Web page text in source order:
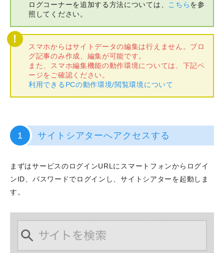
ログコーナーを追加する方法については、
こちらを参
照してください。
スマホからはサイトデータの編集は行えません。ブロ
グ記事のみ作成、編集が可能です。
また、スマホ編集機能の動作環境については、下記ペ
ージをご確認ください。
利用できるPCの動作環境/閲覧環境について
1 サイトシアターへアクセスする
まずはサービスのログインURLにスマートフォンからログイ
ンID、パスワードでログインし、サイトシアターを起動しま
す。